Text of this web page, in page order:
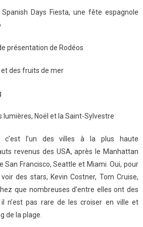
Days Fiesta, une fête espagnole
présentation de Rodéos
des fruits de mer
lumières, Noël et la Saint-Sylvestre
c’est l’un des villes à la plus haute
revenus des USA, après le Manhattan
San Francisco, Seattle et Miami. Oui, pour
des stars, Kevin Costner, Tom Cruise,
que nombreuses d’entre elles ont des
n’est pas rare de les croiser en ville et
de la plage.